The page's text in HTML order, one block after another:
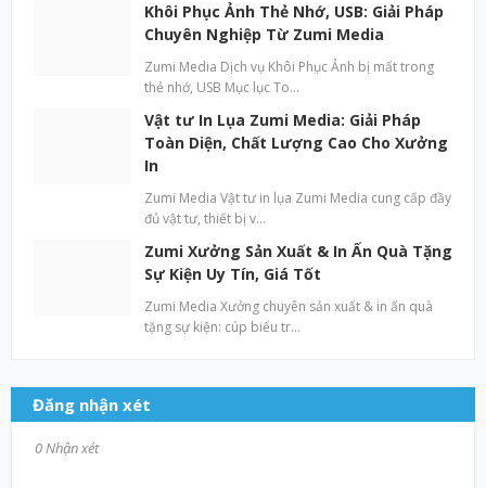
Khôi Phục Ảnh Thẻ Nhớ, USB: Giải Pháp
Chuyên Nghiệp Từ Zumi Media
Zumi Media Dịch vụ Khôi Phục Ảnh bị mất trong
thẻ nhớ, USB Mục lục To…
Vật tư In Lụa Zumi Media: Giải Pháp
Toàn Diện, Chất Lượng Cao Cho Xưởng
In
Zumi Media Vật tư in lụa Zumi Media cung cấp đầy
đủ vật tư, thiết bị v…
Zumi Xưởng Sản Xuất & In Ấn Quà Tặng
Sự Kiện Uy Tín, Giá Tốt
Zumi Media Xưởng chuyên sản xuất & in ấn quà
tặng sự kiện: cúp biểu tr…
Đăng nhận xét
0 Nhận xét